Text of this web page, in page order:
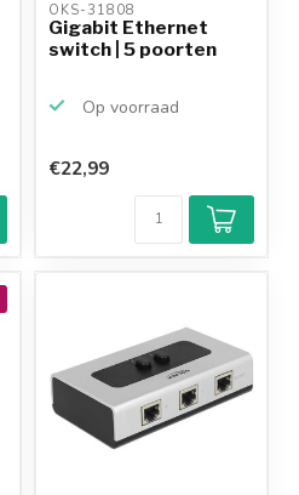
OKS-31808
Gigabit Ethernet
switch | 5 poorten
Op voorraad
€22,99